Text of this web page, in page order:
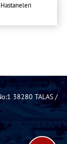
38280 TALAS /